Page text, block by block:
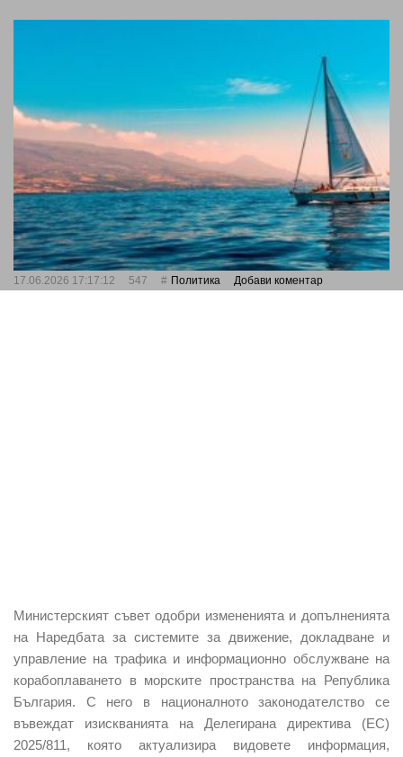
17.06.2026 17:17:12 547 Политика Добави коментар
Министерският съветодобри измененията и допълненията
на Наредбата за системите за движение, докладване и
управление на трафика и информационно обслужване на
корабоплаването в морските пространства на Република
България. С него в националното законодателство се
въвеждат изискванията на Делегирана директива (ЕС)
2025/811, която актуализира видовете информация,